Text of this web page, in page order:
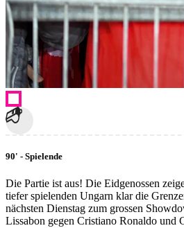
90' - Spielende
Die Partie ist aus! Die Eidgenossen
tiefer spielenden Ungarn klar die
nächsten Dienstag zum grossen
Lissabon gegen Cristiano Ronaldo und